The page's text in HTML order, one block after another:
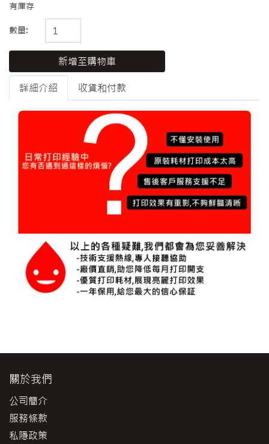
有庫存
數量:
新增至購物車
詳細介紹 收貨和付款
關於我們
公司簡介
服務條款
私隱政策